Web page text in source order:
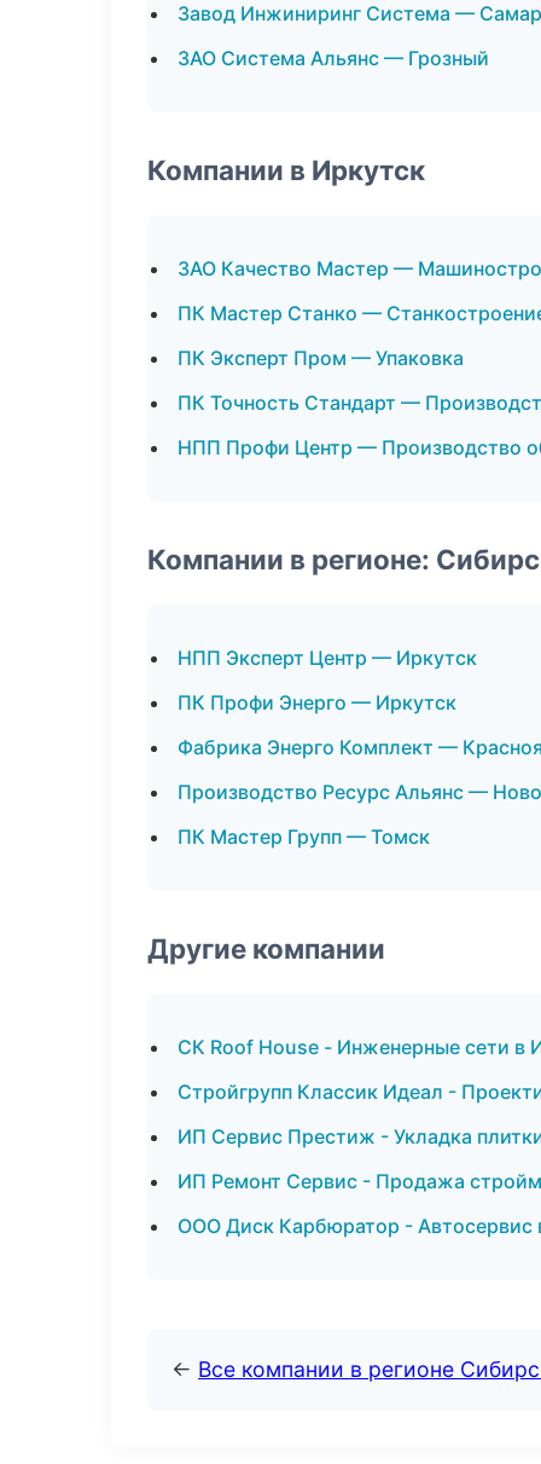
Завод Инжиниринг Система —
ЗАО Система Альянс — Грозный
Компании в Иркутск
ЗАО Качество Мастер —
ПК Мастер Станко —
ПК Эксперт Пром — Упаковка
ПК Точность Стандарт —
НПП Профи Центр — Производство
Компании в регионе:
НПП Эксперт Центр — Иркутск
ПК Профи Энерго — Иркутск
Фабрика Энерго Комплект —
Производство Ресурс Альянс —
ПК Мастер Групп — Томск
Другие компании
СК Roof House - Инженерные сети в
Стройгрупп Классик Идеал -
ИП Сервис Престиж - Укладка
ИП Ремонт Сервис - Продажа
ООО Диск Карбюратор - Автосервис
← Все компании в регионе